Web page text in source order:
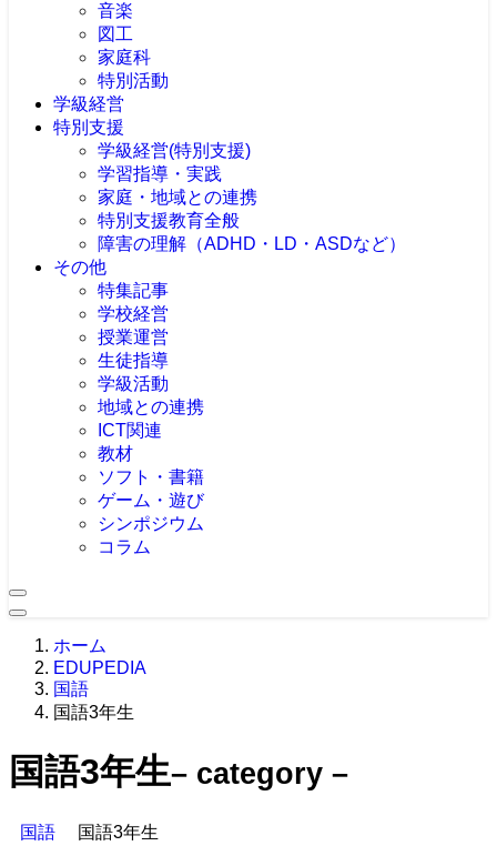
音楽
図工
家庭科
特別活動
学級経営
特別支援
学級経営(特別支援)
学習指導・実践
家庭・地域との連携
特別支援教育全般
障害の理解（ADHD・LD・ASDなど）
その他
特集記事
学校経営
授業運営
生徒指導
学級活動
地域との連携
ICT関連
教材
ソフト・書籍
ゲーム・遊び
シンポジウム
コラム
ホーム
EDUPEDIA
国語
国語3年生
国語3年生– category –
国語 国語3年生